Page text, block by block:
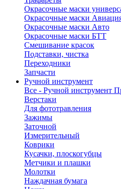
Окрасочные маски
Окрасочные маски
Окрасочные маски Авто
Окрасочные маски БТТ
Смешивание красок
Подставки, чистка
Переходники
Запчасти
Ручной инструмент
Все - Ручной инструмент
Верстаки
Для фототравления
Зажимы
Заточной
Измерительный
Коврики
Кусачки, плоскогубцы
Метчики и плашки
Молотки
Наждачная бумага